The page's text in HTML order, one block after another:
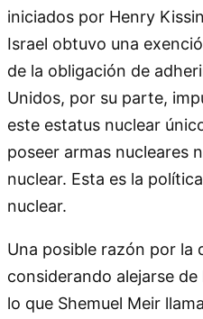
iniciados por Henry
Israel obtuvo una
de la obligación de
Unidos, por su parte,
este estatus nuclear
poseer armas nucleares
nuclear. Esta es la
nuclear.
Una posible razón por la
considerando alejarse de
lo que Shemuel Meir